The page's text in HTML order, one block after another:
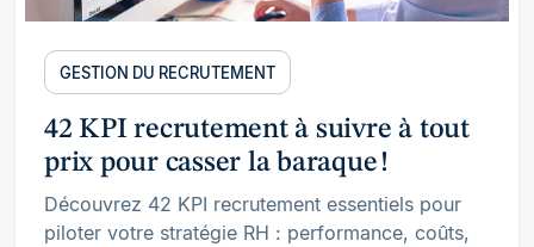
GESTION DU RECRUTEMENT
42 KPI recrutement à suivre à tout
prix pour casser la baraque !
Découvrez 42 KPI recrutement essentiels pour
piloter votre stratégie RH : performance, coûts,